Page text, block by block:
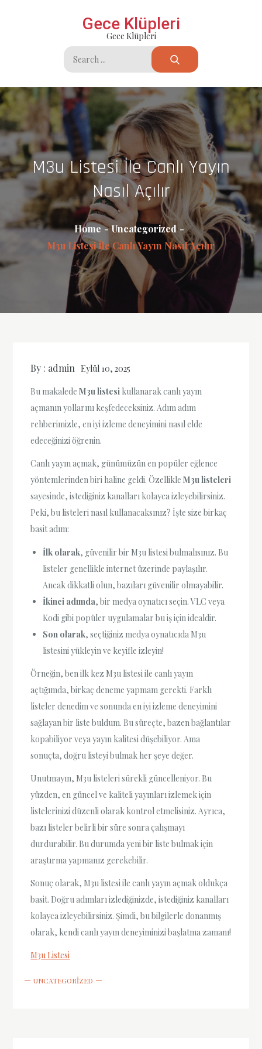
Gece Klüpleri
Gece Klüpleri
Search
for:
M3u Listesi İle Canlı Yayın
Nasıl Açılır
Home
Uncategorized
M3u Listesi İle Canlı Yayın Nasıl Açılır
By : admin Eylül 10, 2025
Bu makaledeM3u listesi kullanarak canlı yayın
açmanın yollarını keşfedeceksiniz. Adım adım
rehberimizle, en iyi izleme deneyimini nasıl elde
edeceğinizi öğrenin.
Canlı yayın açmak, günümüzün en popüler eğlence
yöntemlerinden biri haline geldi. ÖzellikleM3u listeleri
sayesinde, istediğiniz kanalları kolayca izleyebilirsiniz.
Peki, bu listeleri nasıl kullanacaksınız? İşte size birkaç
basit adım:
İlk olarak, güvenilir bir M3u listesi bulmalısınız. Bu
listeler genellikle internet üzerinde paylaşılır.
Ancak dikkatli olun, bazıları güvenilir olmayabilir.
İkinci adımda, bir medya oynatıcı seçin. VLC veya
Kodi gibi popüler uygulamalar bu iş için idealdir.
Son olarak, seçtiğiniz medya oynatıcıda M3u
listesini yükleyin ve keyifle izleyin!
Örneğin, ben ilk kez M3u listesi ile canlı yayın
açtığımda, birkaç deneme yapmam gerekti. Farklı
listeler denedim ve sonunda en iyi izleme deneyimini
sağlayan bir liste buldum. Bu süreçte, bazen bağlantılar
kopabiliyor veya yayın kalitesi düşebiliyor. Ama
sonuçta, doğru listeyi bulmak her şeye değer.
Unutmayın, M3u listeleri sürekli güncelleniyor. Bu
yüzden, en güncel ve kaliteli yayınları izlemek için
listelerinizi düzenli olarak kontrol etmelisiniz. Ayrıca,
bazı listeler belirli bir süre sonra çalışmayı
durdurabilir. Bu durumda yeni bir liste bulmak için
araştırma yapmanız gerekebilir.
Sonuç olarak, M3u listesi ile canlı yayın açmak oldukça
basit. Doğru adımları izlediğinizde, istediğiniz kanalları
kolayca izleyebilirsiniz. Şimdi, bu bilgilerle donanmış
olarak, kendi canlı yayın deneyiminizi başlatma zamanı!
M3u Listesi
UNCATEGORIZED